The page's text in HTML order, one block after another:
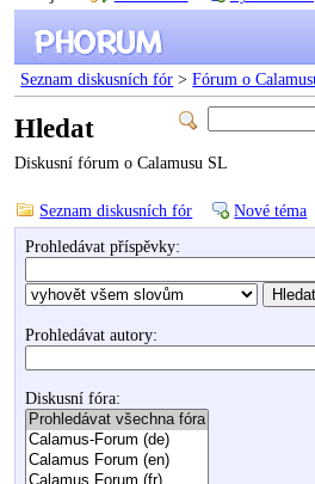
Seznam diskusních fór >Fórum o
Hledat
Diskusní fórum o Calamusu SL
Seznam diskusních fór
Nové téma
Prohledávat příspěvky:
Prohledávat autory:
Diskusní fóra: